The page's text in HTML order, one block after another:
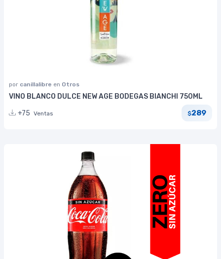
por canillalibre en Otros
VINO BLANCO DULCE NEW AGE BODEGAS BIANCHI 750ML
+75 Ventas $289